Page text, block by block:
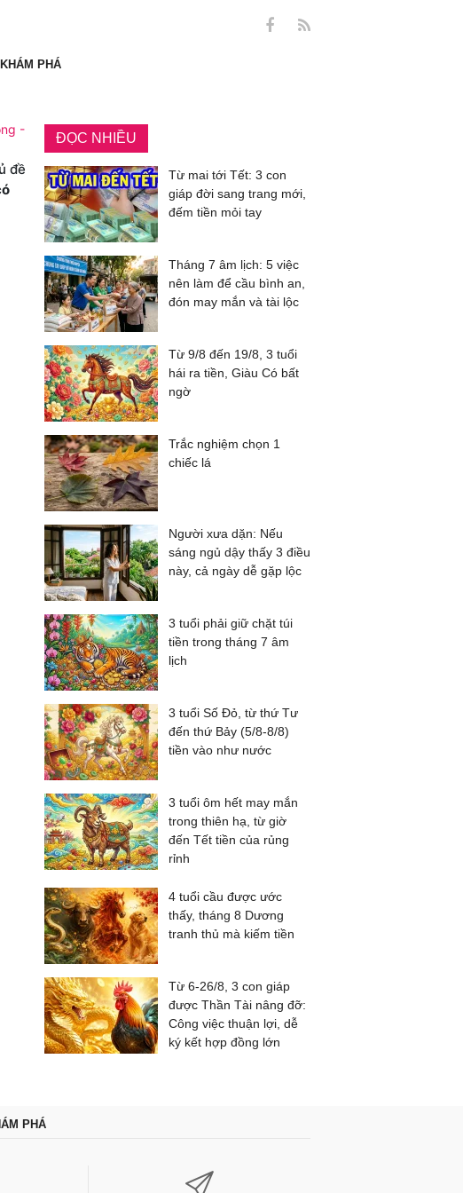
KHÁM PHÁ
-
đề
ĐỌC NHIỀU
Từ mai tới Tết: 3 con
giáp đời sang trang mới,
đếm tiền mỏi tay
Tháng 7 âm lịch: 5 việc
nên làm để cầu bình an,
đón may mắn và tài lộc
Từ 9/8 đến 19/8, 3 tuổi
hái ra tiền, Giàu Có bất
ngờ
Trắc nghiệm chọn 1
chiếc lá
Người xưa dặn: Nếu
sáng ngủ dậy thấy 3 điều
này, cả ngày dễ gặp lộc
3 tuổi phải giữ chặt túi
tiền trong tháng 7 âm
lịch
3 tuổi Số Đỏ, từ thứ Tư
đến thứ Bảy (5/8-8/8)
tiền vào như nước
3 tuổi ôm hết may mắn
trong thiên hạ, từ giờ
đến Tết tiền của rủng
rỉnh
4 tuổi cầu được ước
thấy, tháng 8 Dương
tranh thủ mà kiếm tiền
Từ 6-26/8, 3 con giáp
được Thần Tài nâng đỡ:
Công việc thuận lợi, dễ
ký kết hợp đồng lớn
PHÁ